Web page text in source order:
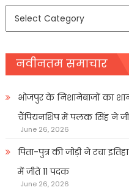
समाचार
नवीनतम समाचार
भोजपुर के निशानेबाजों का
चैंपियनशिप में पलक सिंह ने
June 26, 2026
पिता-पुत्र की जोड़ी ने रचा
में जीते 11 पदक
June 26, 2026